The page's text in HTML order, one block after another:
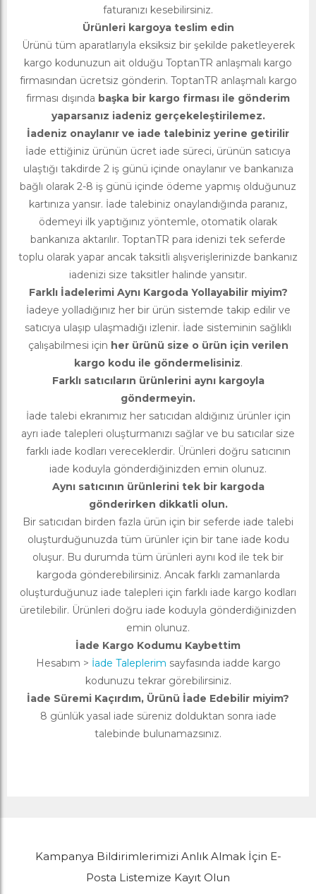
faturanızı kesebilirsiniz.
Ürünleri kargoya teslim edin
Ürünü tüm aparatlarıyla eksiksiz bir şekilde paketleyerek
kargo kodunuzun ait olduğu ToptanTR anlaşmalı kargo
firmasından ücretsiz gönderin. ToptanTR anlaşmalı kargo
firması dışında başka bir kargo firması ile gönderim
yaparsanız iadeniz gerçekeleştirilemez.
İadeniz onaylanır ve iade talebiniz yerine getirilir
İade ettiğiniz ürünün ücret iade süreci, ürünün satıcıya
ulaştığı takdirde 2 iş günü içinde onaylanır ve bankanıza
bağlı olarak 2-8 iş günü içinde ödeme yapmış olduğunuz
kartınıza yansır. İade talebiniz onaylandığında paranız,
ödemeyi ilk yaptığınız yöntemle, otomatik olarak
bankanıza aktarılır. ToptanTR para idenizi tek seferde
toplu olarak yapar ancak taksitli alışverişlerinizde bankanız
iadenizi size taksitler halinde yansıtır.
Farklı İadelerimi Aynı Kargoda Yollayabilir miyim?
İadeye yolladığınız her bir ürün sistemde takip edilir ve
satıcıya ulaşıp ulaşmadığı izlenir. İade sisteminin sağlıklı
çalışabilmesi için her ürünü size o ürün için verilen
kargo kodu ile göndermelisiniz.
Farklı satıcıların ürünlerini aynı kargoyla
göndermeyin.
İade talebi ekranımız her satıcıdan aldığınız ürünler için
ayrı iade talepleri oluşturmanızı sağlar ve bu satıcılar size
farklı iade kodları vereceklerdir. Ürünleri doğru satıcının
iade koduyla gönderdiğinizden emin olunuz.
Aynı satıcının ürünlerini tek bir kargoda
gönderirken dikkatli olun.
Bir satıcıdan birden fazla ürün için bir seferde iade talebi
oluşturduğunuzda tüm ürünler için bir tane iade kodu
oluşur. Bu durumda tüm ürünleri aynı kod ile tek bir
kargoda gönderebilirsiniz. Ancak farklı zamanlarda
oluşturduğunuz iade talepleri için farklı iade kargo kodları
üretilebilir. Ürünleri doğru iade koduyla gönderdiğinizden
emin olunuz.
İade Kargo Kodumu Kaybettim
Hesabım > İade Taleplerim sayfasında iadde kargo
kodunuzu tekrar görebilirsiniz.
İade Süremi Kaçırdım, Ürünü İade Edebilir miyim?
8 günlük yasal iade süreniz dolduktan sonra iade
talebinde bulunamazsınız.
Kampanya Bildirimlerimizi Anlık Almak İçin E-
Posta Listemize Kayıt Olun